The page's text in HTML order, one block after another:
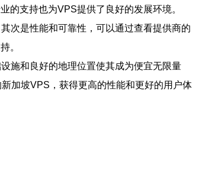
的支持也为VPS提供了良好的发展环境。
次是性能和可靠性，可以通过查看提供商的
。
施和良好的地理位置使其成为便宜无限量
加坡VPS，获得更高的性能和更好的用户体